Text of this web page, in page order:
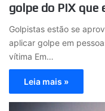
golpe do PIX que
Golpistas estão se
aplicar golpe em
vítima Em…
Leia mais »